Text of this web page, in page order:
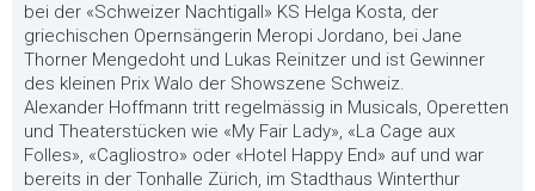
bei der «Schweizer Nachtigall» KS Helga Kosta, der
griechischen Opernsängerin Meropi Jordano, bei Jane
Thorner Mengedoht und Lukas Reinitzer und ist Gewinner
des kleinen Prix Walo der Showszene Schweiz.
Alexander Hoffmann tritt regelmässig in Musicals, Operetten
und Theaterstücken wie «My Fair Lady», «La Cage aux
Folles», «Cagliostro» oder «Hotel Happy End» auf und war
bereits in der Tonhalle Zürich, im Stadthaus Winterthur